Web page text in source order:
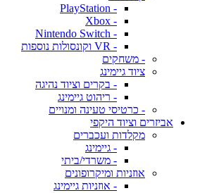
- PlayStation
- Xbox
- Nintendo Switch
- VR וקונסולות נוספות
- משחקים
ציוד גיימינג
- בקרים וציוד נהיגה
- ריהוט גיימינג
- כרטיסי טעינה ומנויים
אביזרים וציוד היקפי
מקלדות ועכברים
- גיימינג
- משרדי/ביתי
אוזניות ומיקרופונים
- אוזניות גיימינג